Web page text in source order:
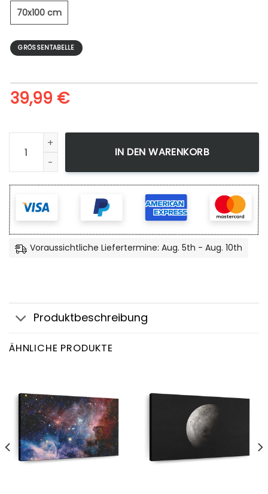
70x100 cm
GRÖSSENTABELLE
39,99 €
Raumstation - Leinwandbild Menge
IN DEN WARENKORB
Voraussichtliche Liefertermine: Aug. 5th - Aug. 10th
Produktbeschreibung
ÄHNLICHE PRODUKTE